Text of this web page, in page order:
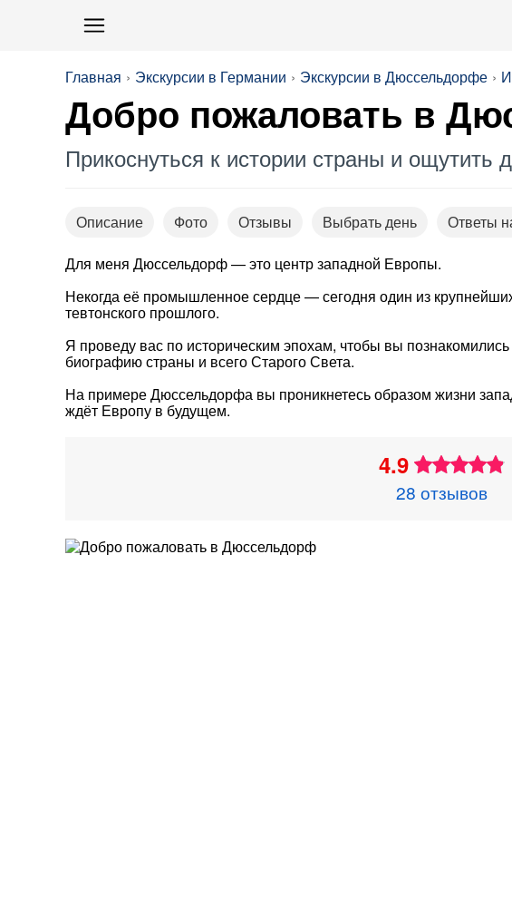
Главная Экскурсии в Германии Экскурсии в Дюссельдорфе
Добро пожаловать в
Прикоснуться к истории страны и ощутить
Описание Фото Отзывы Выбрать день
Ответы
Для меня Дюссельдорф — это центр западной Европы.
Некогда её промышленное сердце — сегодня один из
тевтонского прошлого.
Я проведу вас по историческим эпохам, чтобы вы
биографию страны и всего Старого Света.
На примере Дюссельдорфа вы проникнетесь образом жизни
ждёт Европу в будущем.
4.9
28 отзывов